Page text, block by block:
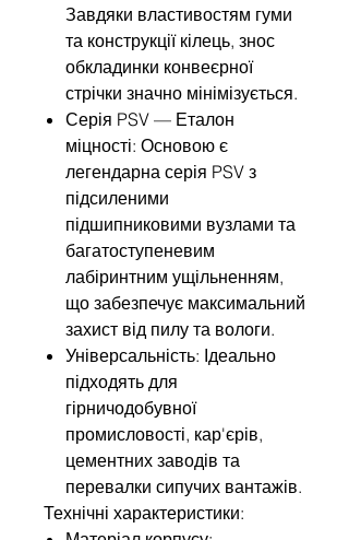
Завдяки властивостям гуми
та конструкції кілець, знос
обкладинки конвеєрної
стрічки значно мінімізується.
Серія PSV — Еталон
міцності: Основою є
легендарна серія PSV з
підсиленими
підшипниковими вузлами та
багатоступеневим
лабіринтним ущільненням,
що забезпечує максимальний
захист від пилу та вологи.
Універсальність: Ідеально
підходять для
гірничодобувної
промисловості, кар'єрів,
цементних заводів та
перевалки сипучих вантажів.
Технічні характеристики: